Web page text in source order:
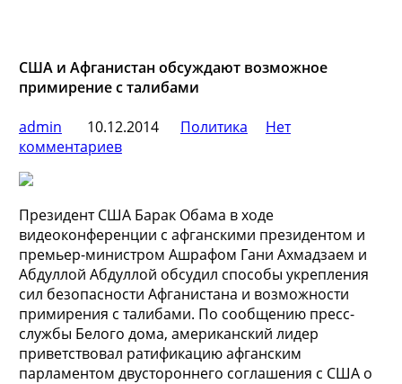
США и Афганистан обсуждают возможное
примирение с талибами
admin
10.12.2014 Политика
Нет
комментариев
Президент США Барак Обама в ходе
видеоконференции с афганскими президентом и
премьер-министром Ашрафом Гани Ахмадзаем и
Абдуллой Абдуллой обсудил способы укрепления
сил безопасности Афганистана и возможности
примирения с талибами. По сообщению пресс-
службы Белого дома, американский лидер
приветствовал ратификацию афганским
парламентом двустороннего соглашения с США о